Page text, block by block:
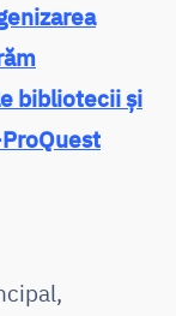
bibliotecii și